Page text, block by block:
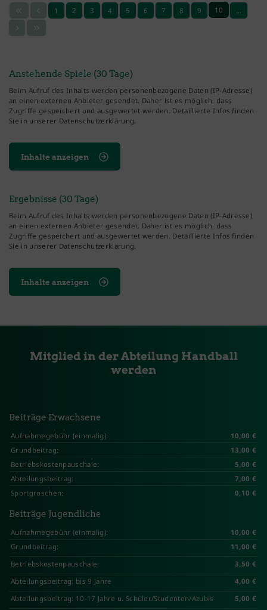
1 2 3 4 5 6 7 8 9 10
Anstehende Spiele (30 Tage)
Beim Aufruf des Inhalts werden personenbezogene Daten (IP-Adresse)
an einen externen Anbieter gesendet. Daher ist es möglich, dass
Zugriffe gespeichert und ausgewertet werden. Detaillierte Infos finden
Sie in unserer Datenschutzerklärung.
Inhalte anzeigen
Ergebnisse (30 Tage)
Beim Aufruf des Inhalts werden personenbezogene Daten (IP-Adresse)
an einen externen Anbieter gesendet. Daher ist es möglich, dass
Zugriffe gespeichert und ausgewertet werden. Detaillierte Infos finden
Sie in unserer Datenschutzerklärung.
Inhalte anzeigen
Mitglied in der Abteilung Handball
werden
Beiträge Erwachsene
Aufnahmegebühr (einmalig):
10,00 €
Grundbeitrag:
13,00 €
Betriebskostenpauschale:
5,00 €
Abteilungsbeitrag:
7,00 €
Sportgroschen:
0,10 €
Beiträge Jugendliche
Aufnahmegebühr (einmalig):
10,00 €
Grundbeitrag:
11,00 €
Betriebskostenpauschale:
3,50 €
Abteilungsbeitrag: bis 9 Jahre
4,00 €
Abteilungsbeitrag: 10-17 Jahre u. Schüler/Studenten/Azubis
5,00 €